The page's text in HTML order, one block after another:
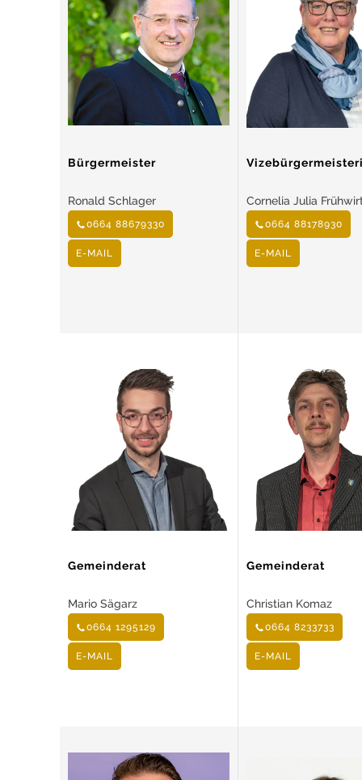
Bürgermeister
Ronald Schlager
0664 88679330
E-MAIL
Cornelia Julia
0664 88178930
E-MAIL
Gemeinderat
Mario Sägarz
0664 1295129
E-MAIL
Gemeinderat
Christian Komaz
0664 8233733
E-MAIL